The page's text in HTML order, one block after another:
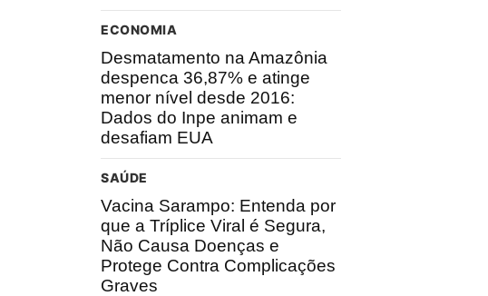
ECONOMIA
Desmatamento na Amazônia
despenca 36,87% e atinge
menor nível desde 2016:
Dados do Inpe animam e
desafiam EUA
SAÚDE
Vacina Sarampo: Entenda por
que a Tríplice Viral é Segura,
Não Causa Doenças e
Protege Contra Complicações
Graves